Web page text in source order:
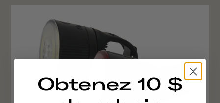
Obtenez 10 $